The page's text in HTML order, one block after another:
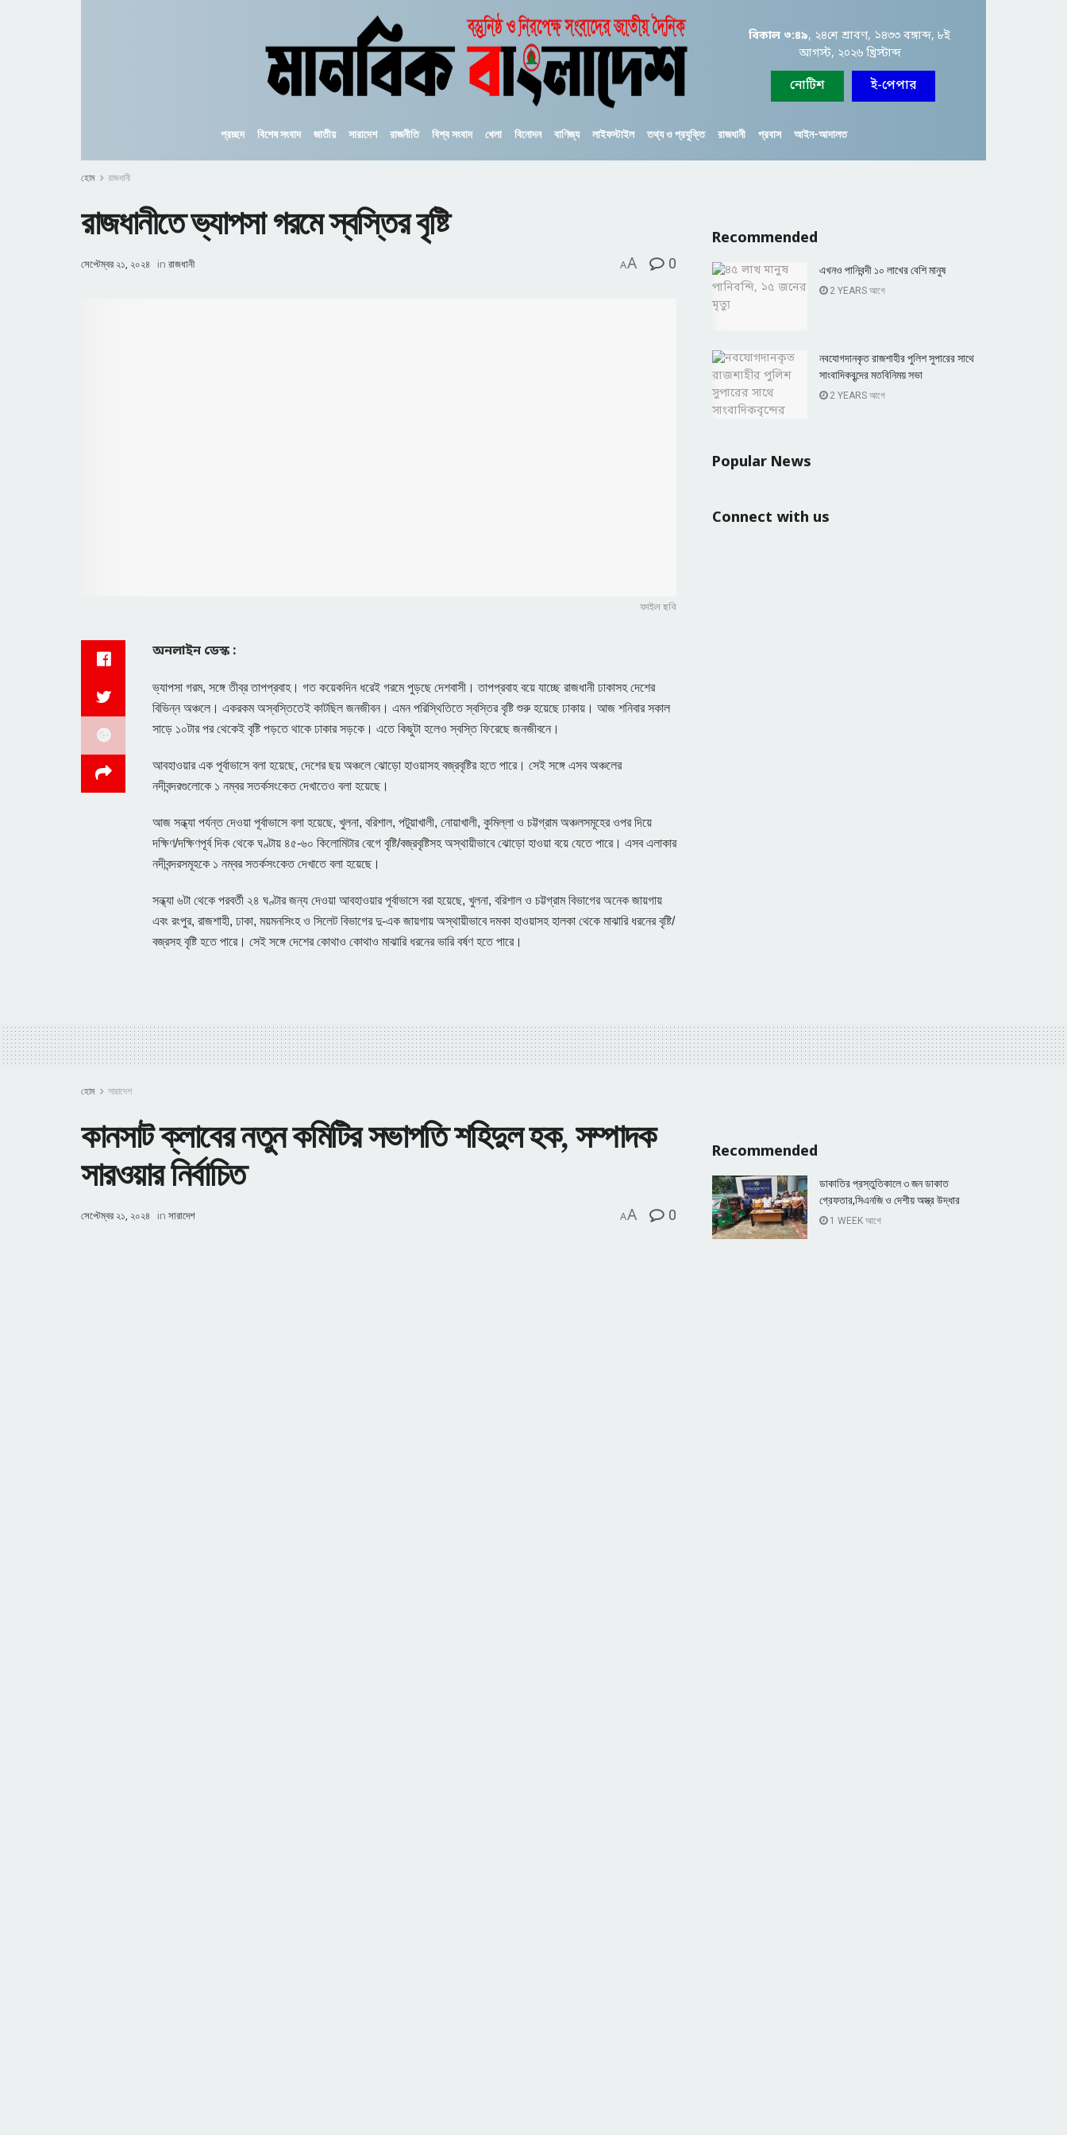
বিকাল ৩:৪৯, ২৪শে শ্রাবণ, ১৪৩৩ বঙ্গাব্দ, ৮ই
আগস্ট, ২০২৬ খ্রিস্টাব্দ
নোটিশ ই-পেপার
প্রচ্ছদ বিশেষ সংবাদ জাতীয় সারাদেশ রাজনীতি বিশ্ব সংবাদ খেলা বিনোদন বাণিজ্য লাইফস্টাইল তথ্য ও প্রযুক্তি রাজধানী প্রবাস আইন-আদালত
হোম রাজধানী
রাজধানীতে ভ্যাপসা গরমে স্বস্তির বৃষ্টি
সেপ্টেম্বর ২১, ২০২৪ in রাজধানী AA 0
ফাইল ছবি
অনলাইন ডেস্ক :
ভ্যাপসা গরম, সঙ্গে তীব্র তাপপ্রবাহ। গত কয়েকদিন ধরেই গরমে পুড়ছে দেশবাসী। তাপপ্রবাহ বয়ে যাচ্ছে রাজধানী ঢাকাসহ দেশের
বিভিন্ন অঞ্চলে। একরকম অস্বস্তিতেই কাটছিল জনজীবন। এমন পরিস্থিতিতে স্বস্তির বৃষ্টি শুরু হয়েছে ঢাকায়। আজ শনিবার সকাল
সাড়ে ১০টার পর থেকেই বৃষ্টি পড়তে থাকে ঢাকার সড়কে। এতে কিছুটা হলেও স্বস্তি ফিরেছে জনজীবনে।
আবহাওয়ার এক পূর্বাভাসে বলা হয়েছে, দেশের ছয় অঞ্চলে ঝোড়ো হাওয়াসহ বজ্রবৃষ্টির হতে পারে। সেই সঙ্গে এসব অঞ্চলের
নদীবন্দরগুলোকে ১ নম্বর সতর্কসংকেত দেখাতেও বলা হয়েছে।
আজ সন্ধ্যা পর্যন্ত দেওয়া পূর্বাভাসে বলা হয়েছে, খুলনা, বরিশাল, পটুয়াখালী, নোয়াখালী, কুমিল্লা ও চট্টগ্রাম অঞ্চলসমূহের ওপর দিয়ে
দক্ষিণ/দক্ষিণপূর্ব দিক থেকে ঘণ্টায় ৪৫-৬০ কিলোমিটার বেগে বৃষ্টি/বজ্রবৃষ্টিসহ অস্থায়ীভাবে ঝোড়ো হাওয়া বয়ে যেতে পারে। এসব এলাকার
নদীবন্দরসমূহকে ১ নম্বর সতর্কসংকেত দেখাতে বলা হয়েছে।
সন্ধ্যা ৬টা থেকে পরবর্তী ২৪ ঘণ্টার জন্য দেওয়া আবহাওয়ার পূর্বাভাসে বরা হয়েছে, খুলনা, বরিশাল ও চট্টগ্রাম বিভাগের অনেক জায়গায়
এবং রংপুর, রাজশাহী, ঢাকা, ময়মনসিংহ ও সিলেট বিভাগের দু-এক জায়গায় অস্থায়ীভাবে দমকা হাওয়াসহ হালকা থেকে মাঝারি ধরনের বৃষ্টি/
বজ্রসহ বৃষ্টি হতে পারে। সেই সঙ্গে দেশের কোথাও কোথাও মাঝারি ধরনের ভারি বর্ষণ হতে পারে।
Recommended
এখনও পানিবন্দী ১০ লাখের বেশি মানুষ
2 YEARS আগে
নবযোগদানকৃত রাজশাহীর পুলিশ সুপারের সাথে
সাংবাদিকবৃন্দের মতবিনিময় সভা
2 YEARS আগে
Popular News
Connect with us
হোম সারাদেশ
কানসাট ক্লাবের নতুন কমিটির সভাপতি শহিদুল হক, সম্পাদক
সারওয়ার নির্বাচিত
সেপ্টেম্বর ২১, ২০২৪ in সারাদেশ AA 0
Recommended
ডাকাতির প্রস্তুতিকালে ৩ জন ডাকাত
গ্রেফতার,সিএনজি ও দেশীয় অস্ত্র উদ্ধার
1 WEEK আগে